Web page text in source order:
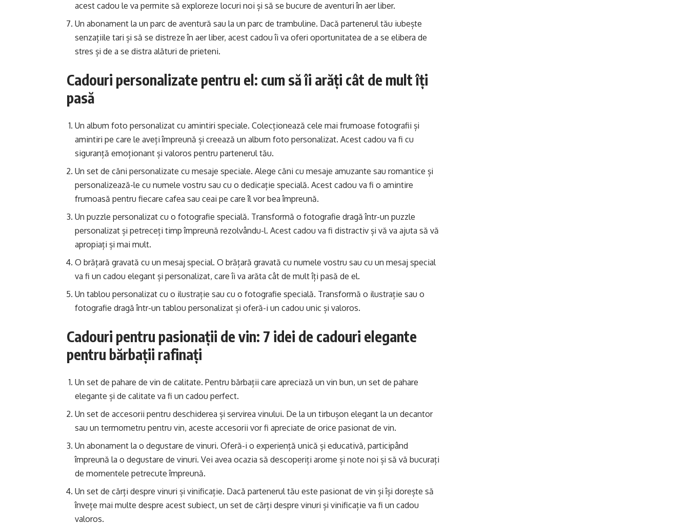
acest cadou le va permite să exploreze locuri noi și să se bucure de aventuri în aer liber.
Un abonament la un parc de aventură sau la un parc de trambuline. Dacă partenerul tău iubește
senzațiile tari și să se distreze în aer liber, acest cadou îi va oferi oportunitatea de a se elibera de
stres și de a se distra alături de prieteni.
Cadouri personalizate pentru el: cum să îi arăți cât de mult îți
pasă
Un album foto personalizat cu amintiri speciale. Colecționează cele mai frumoase fotografii și
amintiri pe care le aveți împreună și creează un album foto personalizat. Acest cadou va fi cu
siguranță emoționant și valoros pentru partenerul tău.
Un set de căni personalizate cu mesaje speciale. Alege căni cu mesaje amuzante sau romantice și
personalizează-le cu numele vostru sau cu o dedicație specială. Acest cadou va fi o amintire
frumoasă pentru fiecare cafea sau ceai pe care îl vor bea împreună.
Un puzzle personalizat cu o fotografie specială. Transformă o fotografie dragă într-un puzzle
personalizat și petreceți timp împreună rezolvându-l. Acest cadou va fi distractiv și vă va ajuta să vă
apropiați și mai mult.
O brățară gravată cu un mesaj special. O brățară gravată cu numele vostru sau cu un mesaj special
va fi un cadou elegant și personalizat, care îi va arăta cât de mult îți pasă de el.
Un tablou personalizat cu o ilustrație sau cu o fotografie specială. Transformă o ilustrație sau o
fotografie dragă într-un tablou personalizat și oferă-i un cadou unic și valoros.
Cadouri pentru pasionații de vin: 7 idei de cadouri elegante
pentru bărbații rafinați
Un set de pahare de vin de calitate. Pentru bărbații care apreciază un vin bun, un set de pahare
elegante și de calitate va fi un cadou perfect.
Un set de accesorii pentru deschiderea și servirea vinului. De la un tirbușon elegant la un decantor
sau un termometru pentru vin, aceste accesorii vor fi apreciate de orice pasionat de vin.
Un abonament la o degustare de vinuri. Oferă-i o experiență unică și educativă, participând
împreună la o degustare de vinuri. Vei avea ocazia să descoperiți arome și note noi și să vă bucurați
de momentele petrecute împreună.
Un set de cărți despre vinuri și vinificație. Dacă partenerul tău este pasionat de vin și își dorește să
învețe mai multe despre acest subiect, un set de cărți despre vinuri și vinificație va fi un cadou
valoros.